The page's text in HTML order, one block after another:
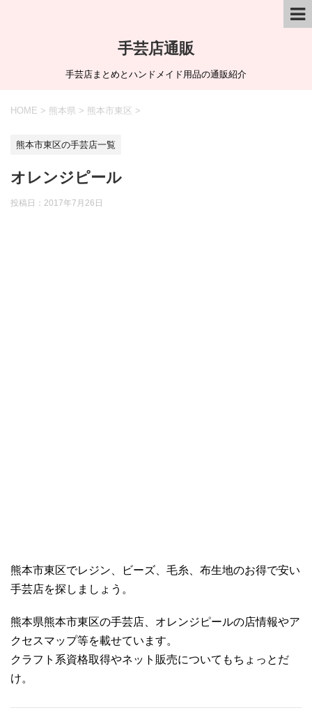
手芸店通販
手芸店まとめとハンドメイド用品の通販紹介
HOME > 熊本県 > 熊本市東区 >
熊本市東区の手芸店一覧
オレンジピール
投稿日： 2017年7月26日
熊本市東区でレジン、ビーズ、毛糸、布生地のお得で安い
手芸店を探しましょう。
熊本県熊本市東区の手芸店、オレンジピールの店情報やア
クセスマップ等を載せています。
クラフト系資格取得やネット販売についてもちょっとだ
け。